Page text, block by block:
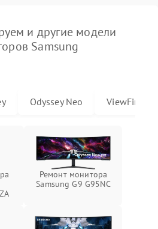
и другие модели
Samsung
Odyssey Neo ViewFinity
Ремонт монитора
Samsung G9 G95NC